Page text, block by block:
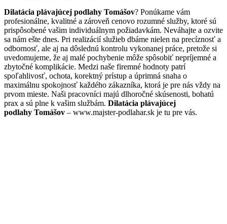
Dilatácia plávajúcej podlahy Tomášov? Ponúkame vám
profesionálne, kvalitné a zároveň cenovo rozumné služby, ktoré sú
prispôsobené vašim individuálnym požiadavkám. Neváhajte a ozvite
sa nám ešte dnes. Pri realizácií služieb dbáme nielen na precíznosť a
odbornosť, ale aj na dôslednú kontrolu vykonanej práce, pretože si
uvedomujeme, že aj malé pochybenie môže spôsobiť nepríjemné a
zbytočné komplikácie. Medzi naše firemné hodnoty patrí
spoľahlivosť, ochota, korektný prístup a úprimná snaha o
maximálnu spokojnosť každého zákazníka, ktorá je pre nás vždy na
prvom mieste. Naši pracovníci majú dlhoročné skúsenosti, bohatú
prax a sú plne k vašim službám. Dilatácia plávajúcej
podlahy Tomášov – www.majster-podlahar.sk je tu pre vás.